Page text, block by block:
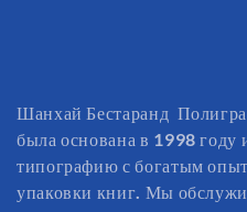
Шанхай Бестаранд
была основана в 1998 году
типографию с богатым
упаковки книг. Мы